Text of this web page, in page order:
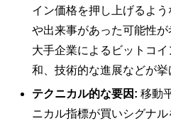
イン価格を押し上げるよ
や出来事があった可能性が
大手企業によるビットコ
和、技術的な進展などが挙
テクニカル的な要因: 移動
ニカル指標が買いシグナ